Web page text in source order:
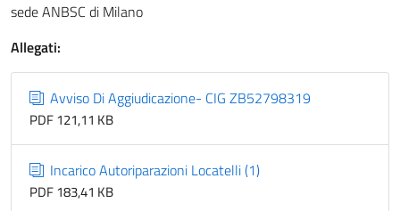
sede ANBSC di Milano
Allegati:
Avviso Di Aggiudicazione- CIG ZB52798319
PDF 121,11 KB
Incarico Autoriparazioni Locatelli (1)
PDF 183,41 KB